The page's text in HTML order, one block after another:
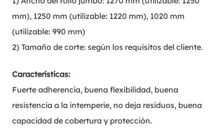
mm), 1250 mm (utilizable: 1220 mm), 1020 mm
(utilizable: 990 mm)
2) Tamaño de corte: según los requisitos del cliente.
Características:
Fuerte adherencia, buena flexibilidad, buena
resistencia a la intemperie, no deja residuos, buena
capacidad de cobertura y protección.